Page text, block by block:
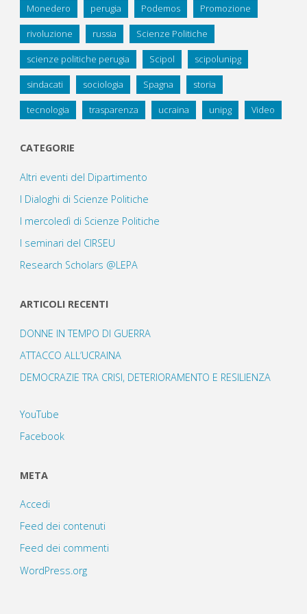
Monedero perugia Podemos Promozione
rivoluzione russia Scienze Politiche
scienze politiche perugia Scipol scipolunipg
sindacati sociologia Spagna storia
tecnologia trasparenza ucraina unipg Video
CATEGORIE
Altri eventi del Dipartimento
I Dialoghi di Scienze Politiche
I mercoledì di Scienze Politiche
I seminari del CIRSEU
Research Scholars @LEPA
ARTICOLI RECENTI
DONNE IN TEMPO DI GUERRA
ATTACCO ALL’UCRAINA
DEMOCRAZIE TRA CRISI, DETERIORAMENTO E RESILIENZA
YouTube
Facebook
META
Accedi
Feed dei contenuti
Feed dei commenti
WordPress.org